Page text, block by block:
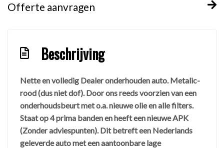
Offerte aanvragen
Beschrijving
Nette en volledig Dealer onderhouden auto. Metalic-
rood (dus niet dof). Door ons reeds voorzien van een
onderhoudsbeurt met o.a. nieuwe olie en alle filters.
Staat op 4 prima banden en heeft een nieuwe APK
(Zonder adviespunten). Dit betreft een Nederlands
geleverde auto met een aantoonbare lage